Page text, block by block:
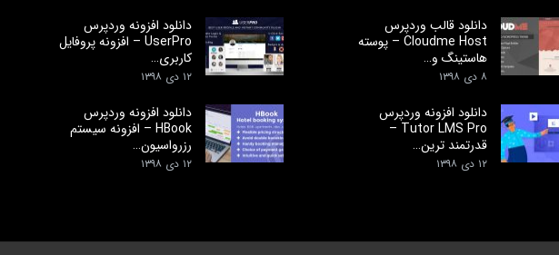
دانلود قالب وردپرس
Cloudme Host – پوسته
هاستینگ و…
۸ دی ۱۳۹۸
دانلود افزونه وردپرس
Tutor LMS Pro –
قدرتمند ترین…
۱۲ دی ۱۳۹۸
دانلود افزونه وردپرس
UserPro – افزونه پروفایل
کاربری…
۱۲ دی ۱۳۹۸
دانلود افزونه وردپرس
HBook – افزونه سیستم
رزرواسیون…
۱۲ دی ۱۳۹۸